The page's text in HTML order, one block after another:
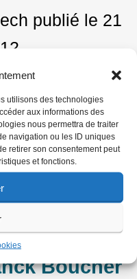
utilisons des technologies
aux informations des
nous permettra de traiter
navigation ou les ID uniques
retirer son consentement peut
et fonctions.
publié le 21
menacé
!
publié le
Vendôme
Boucher